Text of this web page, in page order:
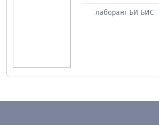
лаборант БИ БИС